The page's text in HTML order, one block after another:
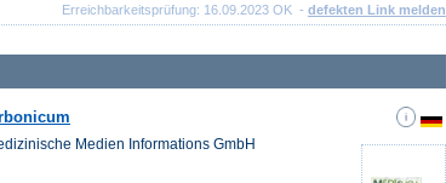
Erreichbarkeitsprüfung: 16.09.2023 OK - defekten Link melden
Medien Informations GmbH